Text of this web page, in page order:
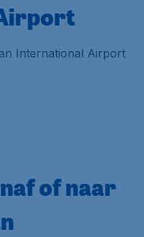
International Airport
of naar